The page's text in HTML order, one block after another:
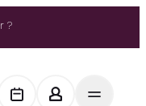
?